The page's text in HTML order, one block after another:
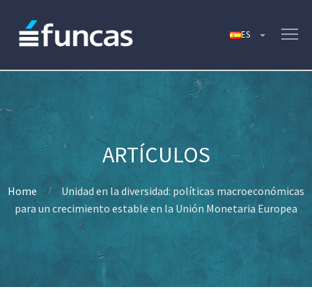
Home
Unidad en la diversidad: políticas macroeconómicas
para un crecimiento estable en la Unión Monetaria Europea